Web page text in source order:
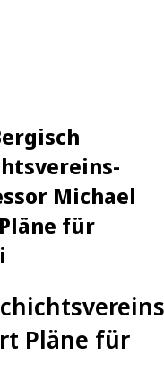
Michael
für
Pläne für